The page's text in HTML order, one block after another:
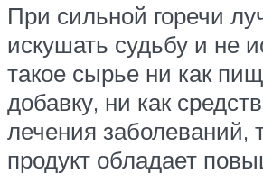
При сильной горечи
искушать судьбу и не
такое сырье ни как
добавку, ни как
лечения заболеваний,
продукт обладает